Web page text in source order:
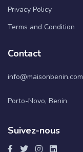
Privacy Policy
Terms and Condition
Contact
info@maisonbenin.com
Porto-Novo, Benin
Suivez-nous